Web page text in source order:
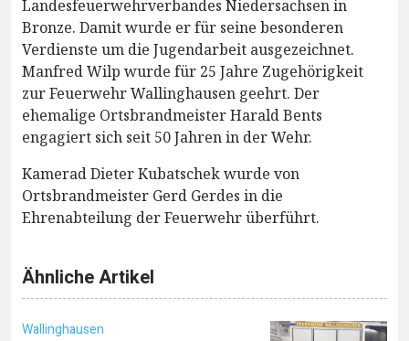
Landesfeuerwehrverbandes Niedersachsen in
Bronze. Damit wurde er für seine besonderen
Verdienste um die Jugendarbeit ausgezeichnet.
Manfred Wilp wurde für 25 Jahre Zugehörigkeit
zur Feuerwehr Wallinghausen geehrt. Der
ehemalige Ortsbrandmeister Harald Bents
engagiert sich seit 50 Jahren in der Wehr.
Kamerad Dieter Kubatschek wurde von
Ortsbrandmeister Gerd Gerdes in die
Ehrenabteilung der Feuerwehr überführt.
Ähnliche Artikel
Wallinghausen